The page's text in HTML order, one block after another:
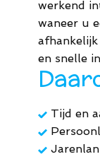
035 20
werkend
waneer u
en snelle
Tijd en